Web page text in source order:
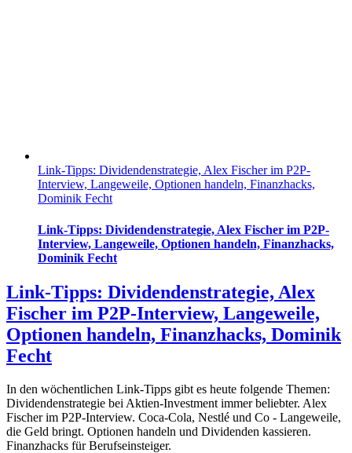
Link-Tipps: Dividendenstrategie, Alex Fischer im P2P-
Interview, Langeweile, Optionen handeln, Finanzhacks,
Dominik Fecht
Link-Tipps: Dividendenstrategie, Alex Fischer im P2P-
Interview, Langeweile, Optionen handeln, Finanzhacks,
Dominik Fecht
Link-Tipps: Dividendenstrategie, Alex
Fischer im P2P-Interview, Langeweile,
Optionen handeln, Finanzhacks, Dominik
Fecht
In den wöchentlichen Link-Tipps gibt es heute folgende Themen:
Dividendenstrategie bei Aktien-Investment immer beliebter. Alex
Fischer im P2P-Interview. Coca-Cola, Nestlé und Co - Langeweile,
die Geld bringt. Optionen handeln und Dividenden kassieren.
Finanzhacks für Berufseinsteiger.